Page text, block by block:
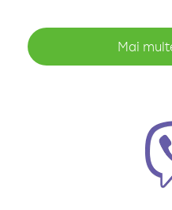
Mai